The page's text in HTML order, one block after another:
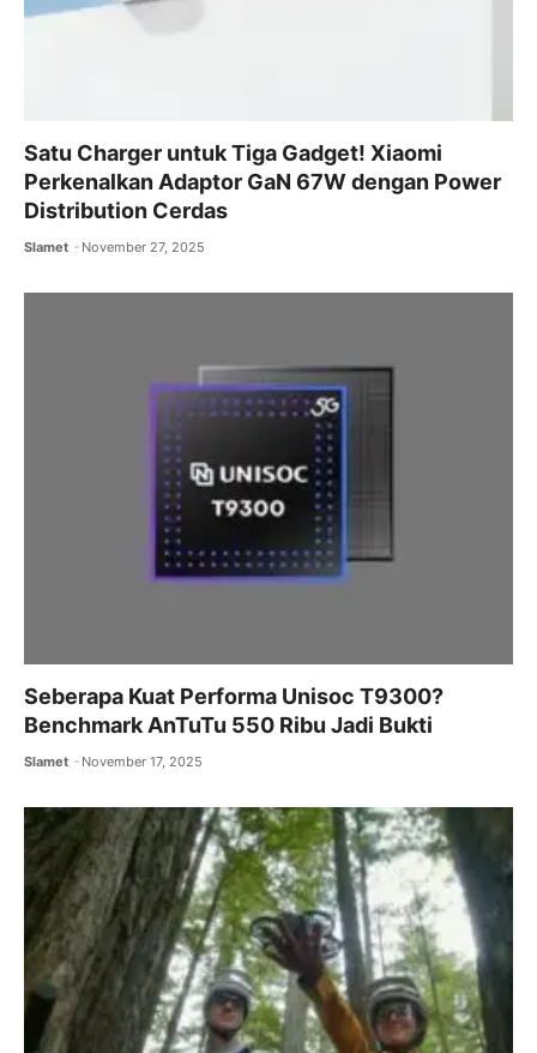
Satu Charger untuk Tiga Gadget! Xiaomi
Perkenalkan Adaptor GaN 67W dengan Power
Distribution Cerdas
Slamet November 27, 2025
Seberapa Kuat Performa Unisoc T9300?
Benchmark AnTuTu 550 Ribu Jadi Bukti
Slamet November 17, 2025